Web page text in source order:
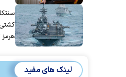
کشتی
هرمز
لینک های مفید